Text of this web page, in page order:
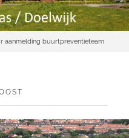
aanmelding buurtpreventieteam